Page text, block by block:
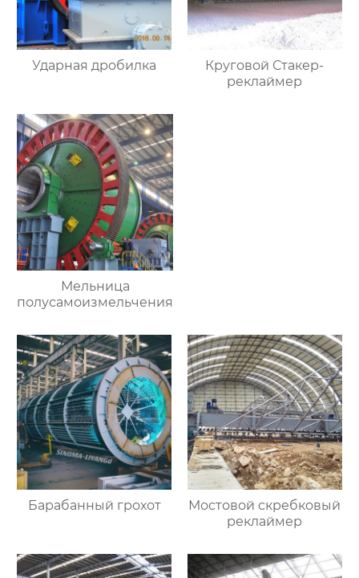
Ударная дробилка
Круговой Стакер-
реклаймер
Мельница
полусамоизмельчения
Барабанный грохот
Мостовой скребковый
реклаймер